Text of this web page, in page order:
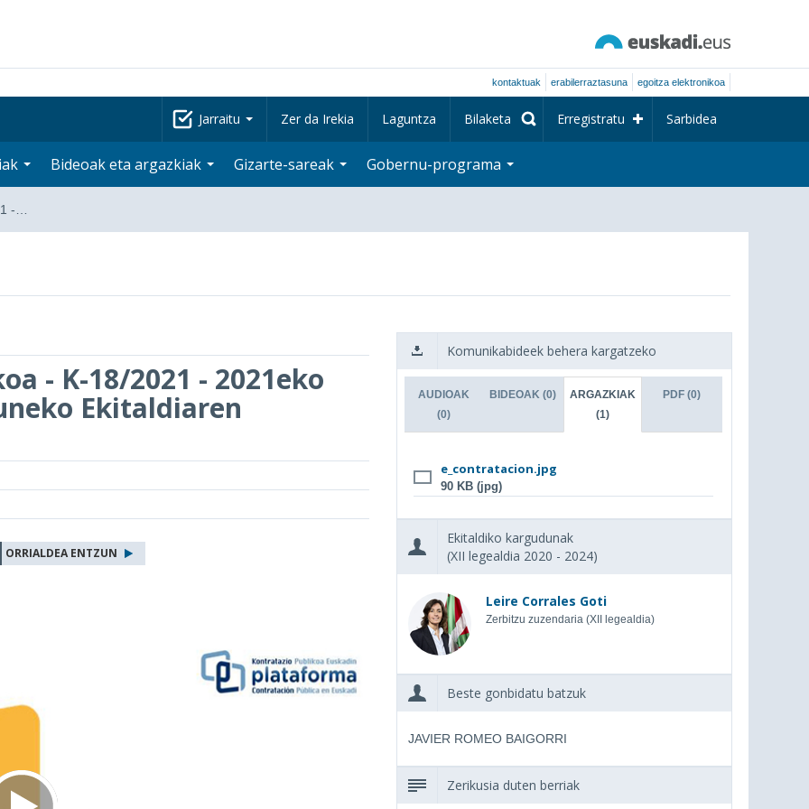
kontaktuak erabilerraztasuna egoitza elektronikoa
Jarraitu Zer da Irekia Laguntza Bilaketa Erregistratu Sarbidea
Bideoak eta argazkiak Gizarte-sareak Gobernu-programa
-…
- K-18/2021 - 2021eko
Ekitaldiaren
ORRIALDEA ENTZUN
Komunikabideek behera kargatzeko
AUDIOAK
(0)
BIDEOAK (0)
ARGAZKIAK
(1)
PDF (0)
e_contratacion.jpg
90 KB (jpg)
Ekitaldiko kargudunak
(XII legealdia 2020 - 2024)
Leire Corrales Goti
Zerbitzu zuzendaria (XII legealdia)
Beste gonbidatu batzuk
JAVIER ROMEO BAIGORRI
Zerikusia duten berriak